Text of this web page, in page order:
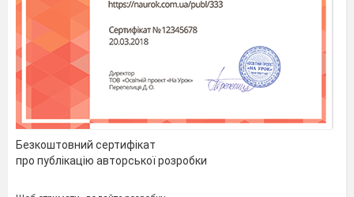
Безкоштовний сертифікат
про публікацію авторської розробки